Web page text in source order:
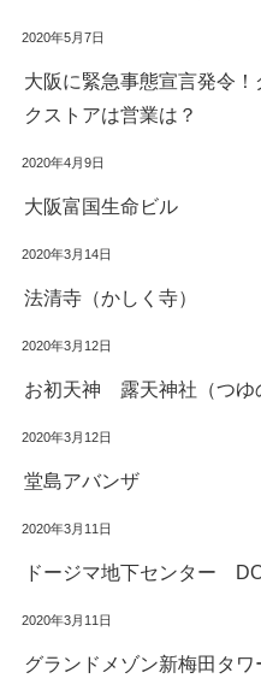
2020年5月7日
大阪に緊急事態宣言発令
クストアは営業は？
2020年4月9日
大阪富国生命ビル
2020年3月14日
法清寺（かしく寺）
2020年3月12日
お初天神 露天神社（つゆ
2020年3月12日
堂島アバンザ
2020年3月11日
ドージマ地下センター
2020年3月11日
グランドメゾン新梅田タ